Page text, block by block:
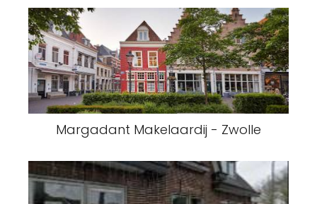
Margadant Makelaardij - Zwolle